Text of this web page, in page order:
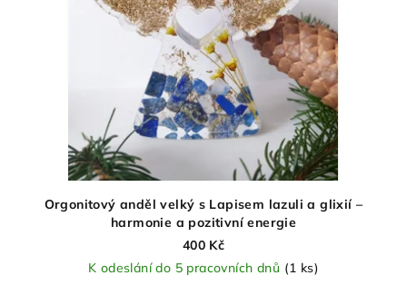
Orgonitový anděl velký s Lapisem lazuli a glixií –
harmonie a pozitivní energie
400 Kč
K odeslání do 5 pracovních dnů (1 ks)